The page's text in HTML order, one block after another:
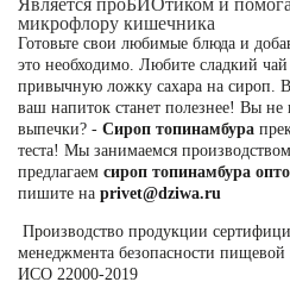
микрофлору кишечника
Готовьте свои любимые блюда и
это необходимо. Любите сладкий
привычную ложку сахара на сироп.
ваш напиток станет полезнее! Вы не
выпечки? - Сироп топинамбура
теста! Мы занимаемся производством
предлагаем сироп топинамбура
пишите на privet@dziwa.ru
Производство продукции
менеджмента безопасности
ИСО 22000-2019